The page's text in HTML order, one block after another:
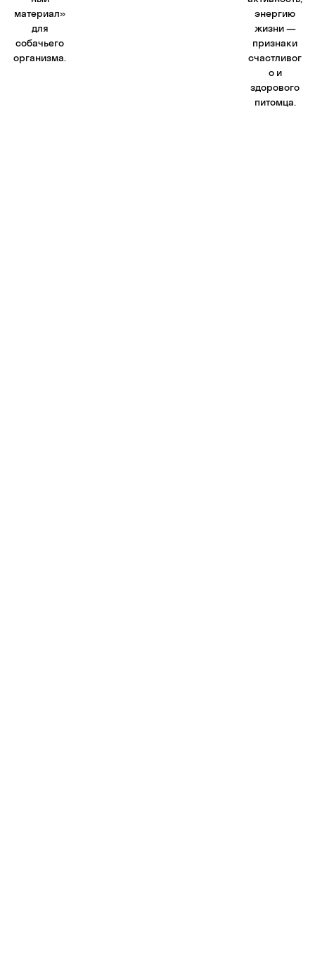
материал»
для
собачьего
организма.
энергию
жизни —
признаки
счастливог
о и
здорового
питомца.